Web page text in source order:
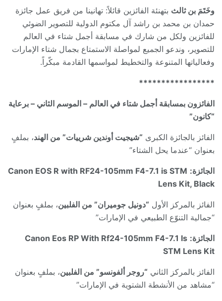
وخَتَمَ بن ثالث بتهنئة الفائزين قائلاً: تهانينا من فريق عمل جائزة
حمدان بن محمد بن راشد آل مكتوم الدولية للتصوير الضوئي
للفائزين ولكل من شارك في مسابقة أجمل شتاء في العالم
للتصوير، وندعو الجميع لمواصلة الاستمتاع بجمال شتاء الإمارات
وفعالياتها المتنوعة والتخطيط لمواسمها القادمة مبكّراً.
*****************
الفائزون بمسابقة أجمل شتاء في العالم – الموسم الثاني – برعاية
“كانون”
الفائز بالجائزة الكبرى “شيجيت أوندين شرييات” من الهند، بملفٍ
بعنوان “عندما يحل الشتاء”
الجائزة: Canon EOS R with RF24-105mm F4-7.1 is STM
Lens Kit, Black
الفائز بالمركز الأول “دونيل جوميران” من الفلبين، بملفٍ بعنوان
“جمالية التنوّع الطبيعي في الإمارات”
الجائزة: Canon Eos RP With Rf24-105mm F4-7.1 Is
STM Lens Kit
الفائز بالمركز الثاني “روجر ألفونسو” من الفلبين، بملفٍ بعنوان
“مشاهد من الأنشطة الشتوية في الإمارات”